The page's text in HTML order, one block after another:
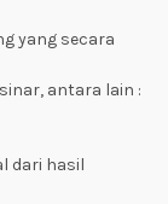
yang secara
antara lain :
dari hasil